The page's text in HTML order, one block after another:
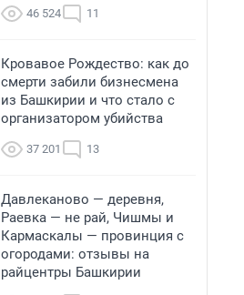
46 524 11
Кровавое Рождество: как до
смерти забили бизнесмена
из Башкирии и что стало с
организатором убийства
37 201 13
Давлеканово — деревня,
Раевка — не рай, Чишмы и
Кармаскалы — провинция с
огородами: отзывы на
райцентры Башкирии